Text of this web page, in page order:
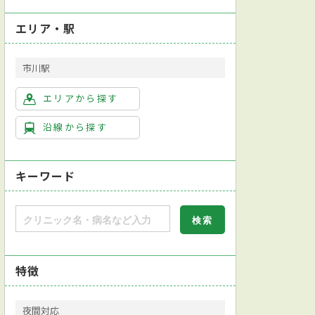
エリア・駅
市川駅
エリアから探す
沿線から探す
キーワード
特徴
夜間対応